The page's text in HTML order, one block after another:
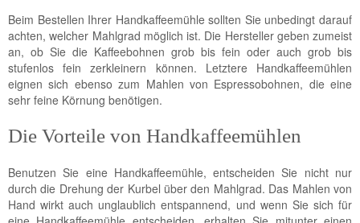
Beim Bestellen Ihrer Handkaffeemühle sollten Sie unbedingt darauf
achten, welcher Mahlgrad möglich ist. Die Hersteller geben zumeist
an, ob Sie die Kaffeebohnen grob bis fein oder auch grob bis
stufenlos fein zerkleinern können. Letztere Handkaffeemühlen
eignen sich ebenso zum Mahlen von Espressobohnen, die eine
sehr feine Körnung benötigen.
Die Vorteile von Handkaffeemühlen
Benutzen Sie eine Handkaffeemühle, entscheiden Sie nicht nur
durch die Drehung der Kurbel über den Mahlgrad. Das Mahlen von
Hand wirkt auch unglaublich entspannend, und wenn Sie sich für